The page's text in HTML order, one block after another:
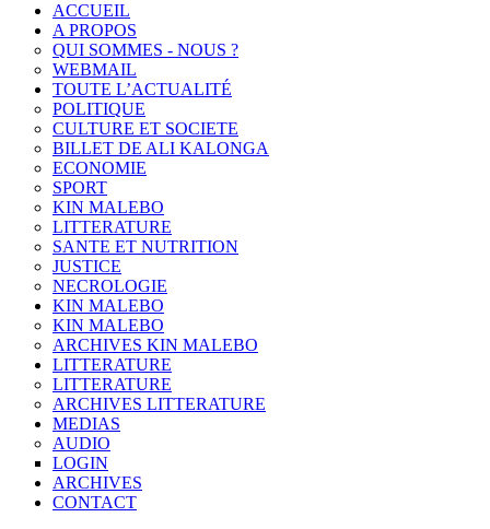
ACCUEIL
A PROPOS
QUI SOMMES - NOUS ?
WEBMAIL
TOUTE L’ACTUALITÉ
POLITIQUE
CULTURE ET SOCIETE
BILLET DE ALI KALONGA
ECONOMIE
SPORT
KIN MALEBO
LITTERATURE
SANTE ET NUTRITION
JUSTICE
NECROLOGIE
KIN MALEBO
KIN MALEBO
ARCHIVES KIN MALEBO
LITTERATURE
LITTERATURE
ARCHIVES LITTERATURE
MEDIAS
AUDIO
LOGIN
ARCHIVES
CONTACT